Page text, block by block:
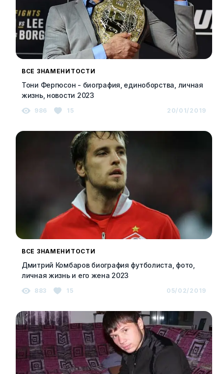
ВСЕ ЗНАМЕНИТОСТИ
Тони Фергюсон - биография, единоборства, личная
жизнь, новости 2023
986 15 20/01/2019
ВСЕ ЗНАМЕНИТОСТИ
Дмитрий Комбаров биография футболиста, фото,
личная жизнь и его жена 2023
883 15 05/02/2019